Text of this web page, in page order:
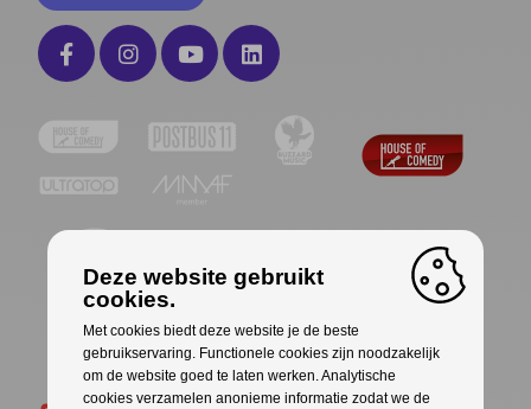
Deze website gebruikt
cookies.
Met cookies biedt deze website je de beste
gebruikservaring. Functionele cookies zijn noodzakelijk
om de website goed te laten werken. Analytische
cookies verzamelen anonieme informatie zodat we de